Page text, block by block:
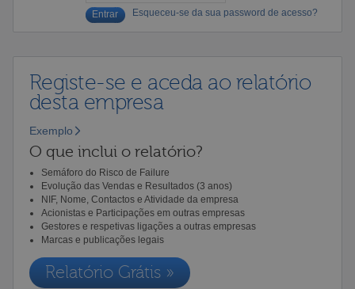
Esqueceu-se da sua password de acesso?
Registe-se e aceda ao relatório
desta empresa
Exemplo
O que inclui o relatório?
Semáforo do Risco de Failure
Evolução das Vendas e Resultados (3 anos)
NIF, Nome, Contactos e Atividade da empresa
Acionistas e Participações em outras empresas
Gestores e respetivas ligações a outras empresas
Marcas e publicações legais
Relatório Grátis »